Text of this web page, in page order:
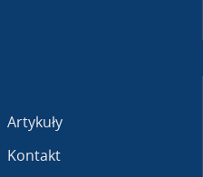
Artykuły
Kontakt